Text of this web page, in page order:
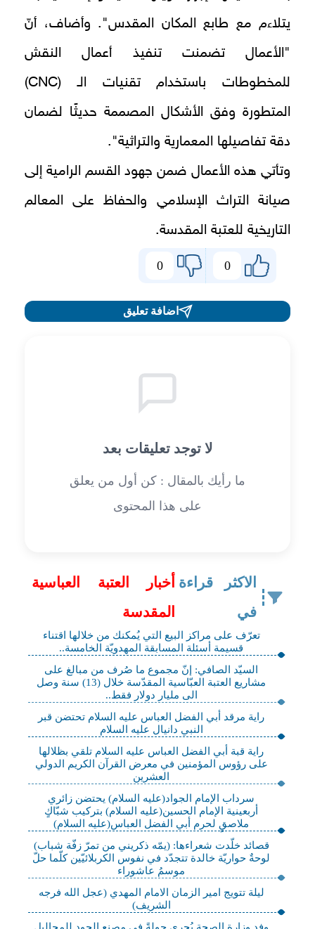
يتلاءم مع طابع المكان المقدس". وأضاف، أنّ
"الأعمال تضمنت تنفيذ أعمال النقش
للمخطوطات باستخدام تقنيات الـ (CNC)
المتطورة وفق الأشكال المصممة حديثًا لضمان
دقة تفاصيلها المعمارية والتراثية".
وتأتي هذه الأعمال ضمن جهود القسم الرامية إلى
صيانة التراث الإسلامي والحفاظ على المعالم
التاريخية للعتبة المقدسة.
0
0
اضافة تعليق
لا توجد تعليقات بعد
ما رأيك بالمقال : كن أول من يعلق
على هذا المحتوى
الاكثر قراءة
في
أخبار العتبة العباسية
المقدسة
تعرّف على مراكز البيع التي يُمكنك من خلالها اقتناء
قسيمة أسئلة المسابقة المهدويّة الخامسة..
السيّد الصافي: إنّ مجموع ما صُرف من مبالغ على
مشاريع العتبة العبّاسية المقدّسة خلال (13) سنة وصل
الى مليار دولار فقط..
راية مرقد أبي الفضل العباس عليه السلام تحتضن قبر
النبي دانيال عليه السلام
راية قبة أبي الفضل العباس عليه السلام تلقي بظلالها
على رؤوس المؤمنين في معرض القرآن الكريم الدولي
العشرين
سرداب الإمام الجواد(عليه السلام) يحتضن زائري
أربعينية الإمام الحسين(عليه السلام) بتركيب شبّاكٍ
ملاصقٍ لحرم أبي الفضل العباس(عليه السلام)
قصائد خلّدت شعراءها: (يمّه ذكريني من تمرّ زفّة شباب)
لوحةٌ حواريّة خالدة تتجدّد في نفوس الكربلائيّين كلّما حلّ
موسمُ عاشوراء
ليلة تتويج امير الزمان الامام المهدي (عجل الله فرجه
الشريف)